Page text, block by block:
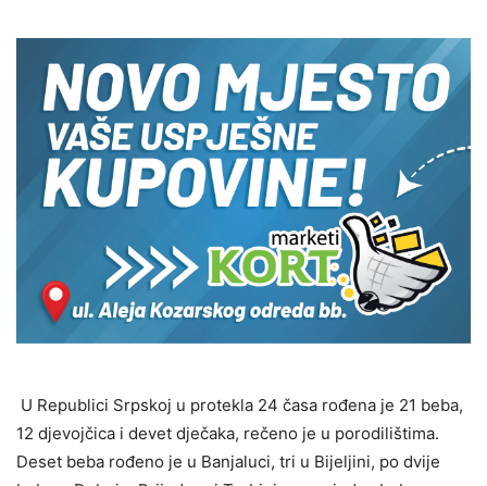
U Republici Srpskoj u protekla 24 časa rođena je 21 beba,
12 djevojčica i devet dječaka, rečeno je u porodilištima.
Deset beba rođeno je u Banjaluci, tri u Bijeljini, po dvije